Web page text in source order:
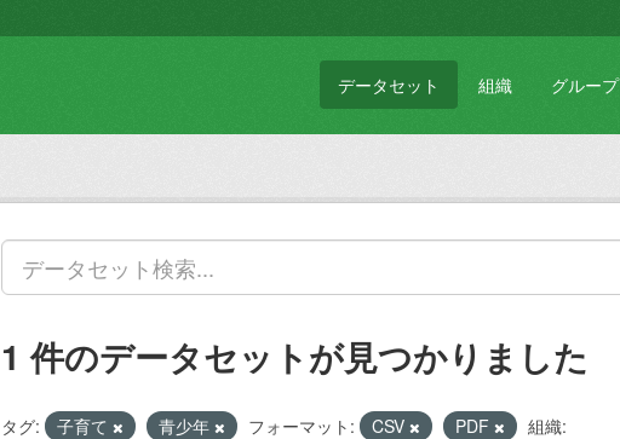
データセット 組織 グループ
1 件のデータセットが見つかりました
タグ: 子育て 青少年 フォーマット: CSV PDF
組織: